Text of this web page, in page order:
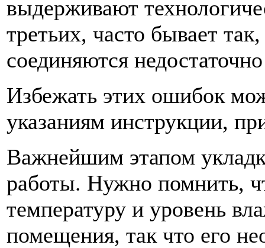
выдерживают
третьих, часто бывает
соединяются
Избежать этих ошибок
указаниям инструкции,
Важнейшим этапом
работы. Нужно помнить,
температуру и уровень
помещения, так что его